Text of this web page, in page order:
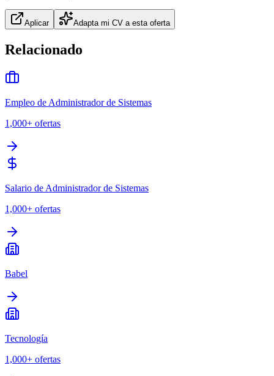
Aplicar Adapta mi CV a esta oferta
Relacionado
Empleo de Administrador de Sistemas
1,000+ ofertas
Salario de Administrador de Sistemas
1,000+ ofertas
Babel
Tecnología
1,000+ ofertas